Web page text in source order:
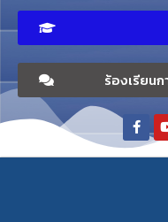
ร้องเรียน